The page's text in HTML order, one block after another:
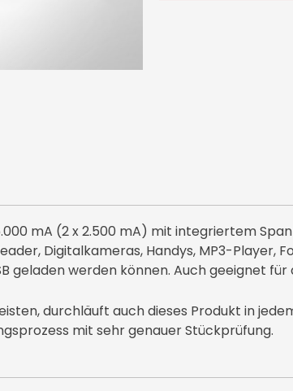
mA (2 x 2.500 mA) mit integriertem
Digitalkameras, Handys, MP3-Player,
geladen werden können. Auch geeignet
durchläuft auch dieses Produkt in
mit sehr genauer Stückprüfung.